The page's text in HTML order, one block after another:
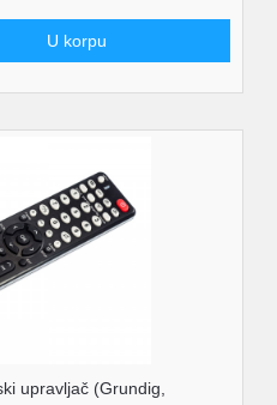
U korpu
upravljač (Grundig,